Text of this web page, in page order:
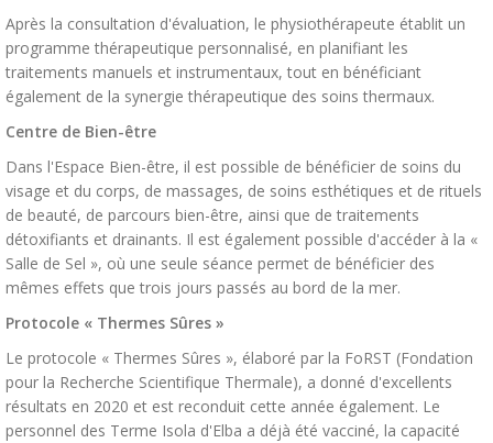
Après la consultation d'évaluation, le physiothérapeute établit un
programme thérapeutique personnalisé, en planifiant les
traitements manuels et instrumentaux, tout en bénéficiant
également de la synergie thérapeutique des soins thermaux.
Centre de Bien-être
Dans l'Espace Bien-être, il est possible de bénéficier de soins du
visage et du corps, de massages, de soins esthétiques et de rituels
de beauté, de parcours bien-être, ainsi que de traitements
détoxifiants et drainants. Il est également possible d'accéder à la «
Salle de Sel », où une seule séance permet de bénéficier des
mêmes effets que trois jours passés au bord de la mer.
Protocole « Thermes Sûres »
Le protocole « Thermes Sûres », élaboré par la FoRST (Fondation
pour la Recherche Scientifique Thermale), a donné d'excellents
résultats en 2020 et est reconduit cette année également. Le
personnel des Terme Isola d'Elba a déjà été vacciné, la capacité